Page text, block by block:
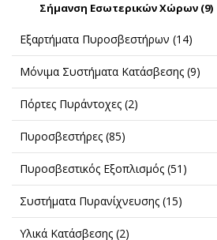
Σήμανση Εσωτερικών Χώρων (9)
Εξαρτήματα Πυροσβεστήρων (14)
Μόνιμα Συστήματα Κατάσβεσης (9)
Πόρτες Πυράντοχες (2)
Πυροσβεστήρες (85)
Πυροσβεστικός Εξοπλισμός (51)
Συστήματα Πυρανίχνευσης (15)
Υλικά Κατάσβεσης (2)